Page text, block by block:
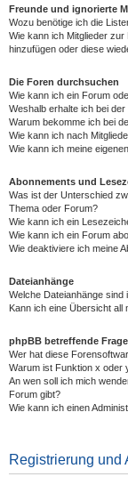
Freunde und ignorierte
Wozu benötige ich die
Wie kann ich Mitglieder
hinzufügen oder diese
Die Foren durchsuchen
Wie kann ich ein Forum
Weshalb erhalte ich bei
Warum bekomme ich bei
Wie kann ich nach
Wie kann ich meine
Abonnements und
Was ist der Unterschied
Thema oder Forum?
Wie kann ich ein
Wie kann ich ein Forum
Wie deaktiviere ich meine
Dateianhänge
Welche Dateianhänge
Kann ich eine Übersicht all
phpBB betreffende
Wer hat diese
Warum ist Funktion x oder
An wen soll ich mich
Forum gibt?
Wie kann ich einen
Registrierung und